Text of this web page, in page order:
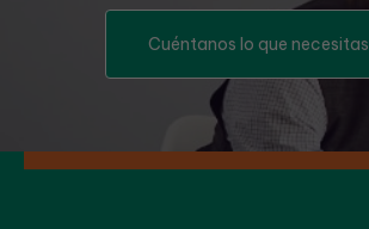
Cuéntanos lo que necesitas